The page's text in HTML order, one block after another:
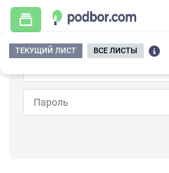
ТЕКУЩИЙ ЛИСТ ВСЕ ЛИСТЫ
Главная / Осветительные приборы
Взрывозащищенное / ЗЕНИТ